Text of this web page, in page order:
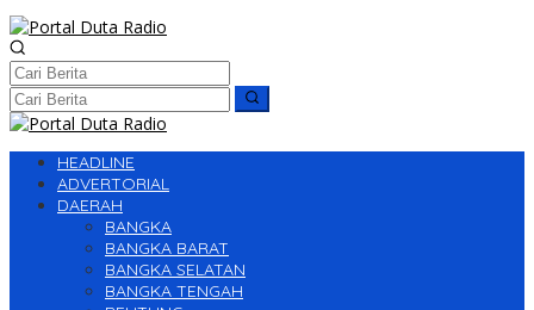
HEADLINE
ADVERTORIAL
DAERAH
BANGKA
BANGKA BARAT
BANGKA SELATAN
BANGKA TENGAH